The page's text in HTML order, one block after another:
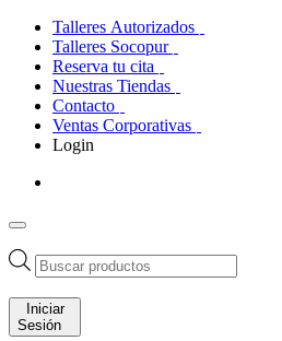
Talleres Autorizados
Talleres Socopur
Reserva tu cita
Nuestras Tiendas
Contacto
Ventas Corporativas
Login
Búsqueda
de
productos
Iniciar
Sesión